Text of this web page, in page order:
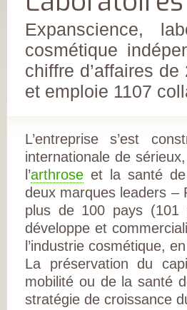
Expanscience,
cosmétique
chiffre d’affaires
et emploie 1107
L’entreprise s’est
internationale de
l’arthrose et la santé
deux marques leaders ‒
plus de 100 pays (101
développe et
l’industrie cosmétique,
La préservation du
mobilité ou de la santé
stratégie de croissance